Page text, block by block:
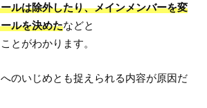
ルは除外したり、メインメンバーを変
ルを決めたなどと
とがわかります。
のいじめとも捉えられる内容が原因だ